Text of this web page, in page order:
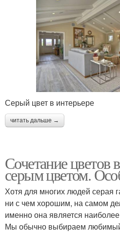
Серый цвет в интерьере
читать дальше →
Сочетание цветов
серым цветом.
Хотя для многих людей серая
ни с чем хорошим, на самом
именно она является
Мы обычно выбираем любимый